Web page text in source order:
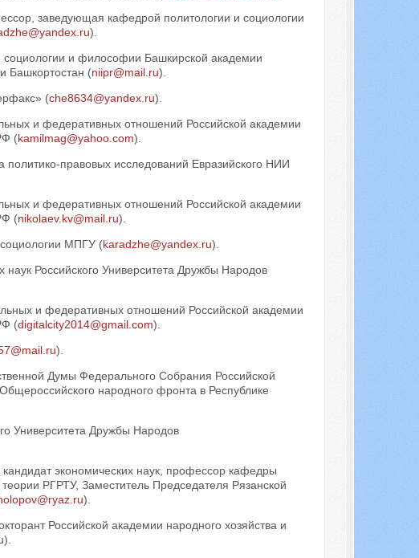
заведующая кафедрой политологии и социологии
).
социологии и философии Башкирской академии
Башкортостан (niipr@mail.ru).
(che8634@yandex.ru).
и федеративных отношений Российской академии
(kamilmag@yahoo.com).
правовых исследований Евразийского НИИ
и федеративных отношений Российской академии
(nikolaev.kv@mail.ru).
МПГУ (karadzhe@yandex.ru).
Российского Университета Дружбы Народов
и федеративных отношений Российской академии
(digitalcity2014@gmail.com).
).
Думы Федерального Собрания Российской
народного фронта в Республике
Университета Дружбы Народов
кандидат экономических наук, профессор кафедры
РГРТУ, Заместитель Председателя Рязанской
).
Российской академии народного хозяйства и